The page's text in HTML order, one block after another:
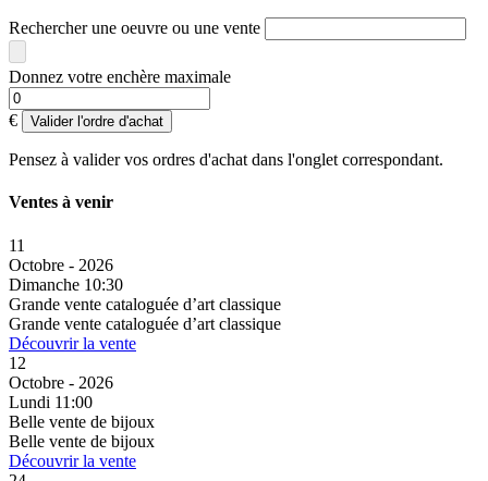
Rechercher une oeuvre ou une vente
Donnez votre enchère maximale
€ Valider l'ordre d'achat
Pensez à valider vos ordres d'achat dans l'onglet correspondant.
Ventes à venir
11
Octobre - 2026
Dimanche 10:30
Grande vente cataloguée d’art classique
Grande vente cataloguée d’art classique
Découvrir la vente
12
Octobre - 2026
Lundi 11:00
Belle vente de bijoux
Belle vente de bijoux
Découvrir la vente